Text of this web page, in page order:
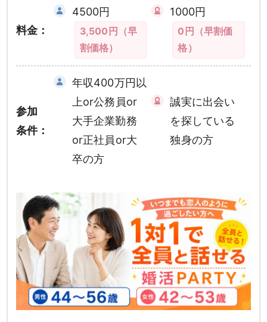
料金：
4500円
3,500円（早
割価格）
1000円
0円（早割価
格）
参加
条件：
年収400万円以
上or公務員or
大手企業勤務
or正社員or大
卒の方
誠実に出会い
を探している
独身の方